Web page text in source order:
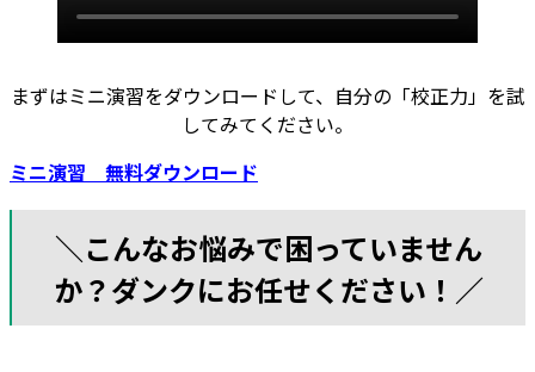
まずはミニ演習をダウンロードして、自分の「校正力」を試
してみてください。
ミニ演習 無料ダウンロード
＼こんなお悩みで困っていません
か？ダンクにお任せください！／